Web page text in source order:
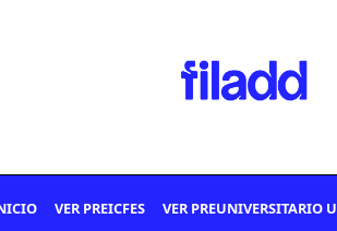
VER PREICFES VER PREUNIVERSITARIO